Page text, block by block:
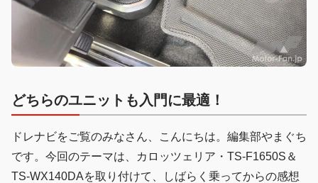
どちらのユニットも入門に最適！
ドレナビをご覧のみなさん、こんにちは。編集部やまぐち
です。今回のテーマは、カロッツェリア・TS-F1650S＆
TS-WX140DAを取り付けて、しばらく乗ってからの感想